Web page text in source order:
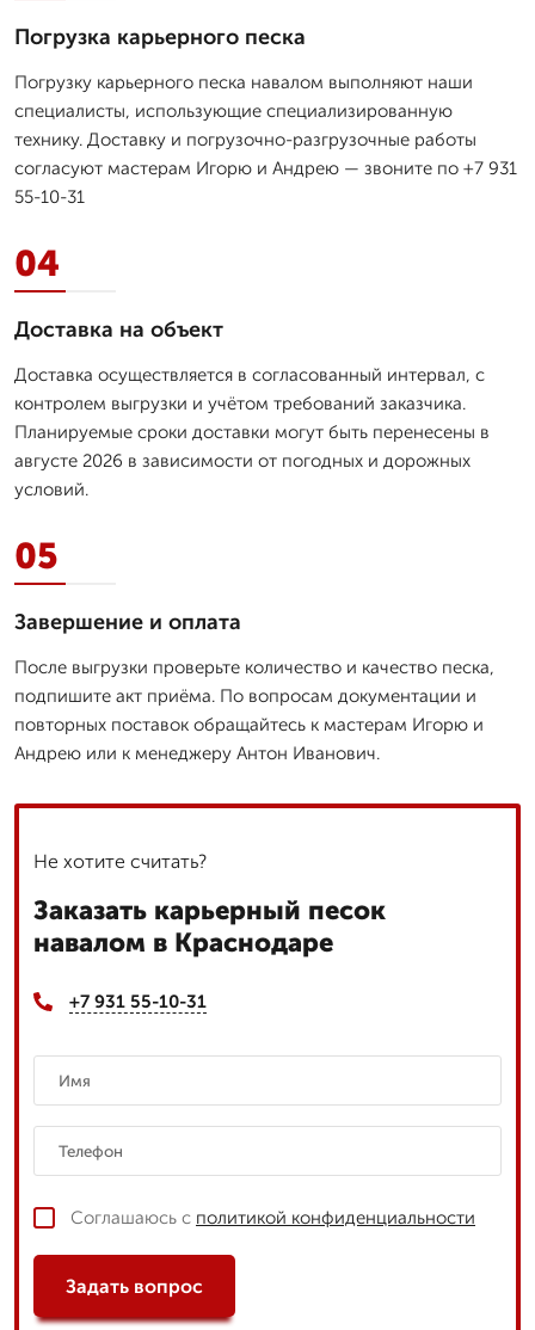
Погрузка карьерного песка
Погрузку карьерного песка навалом выполняют наши
специалисты, использующие специализированную
технику. Доставку и погрузочно-разгрузочные работы
согласуют мастерам Игорю и Андрею — звоните по +7 931
55-10-31
04
Доставка на объект
Доставка осуществляется в согласованный интервал, с
контролем выгрузки и учётом требований заказчика.
Планируемые сроки доставки могут быть перенесены в
августе 2026 в зависимости от погодных и дорожных
условий.
05
Завершение и оплата
После выгрузки проверьте количество и качество песка,
подпишите акт приёма. По вопросам документации и
повторных поставок обращайтесь к мастерам Игорю и
Андрею или к менеджеру Антон Иванович.
Не хотите считать?
Заказать карьерный песок
навалом в Краснодаре
+7 931 55-10-31
Соглашаюсь с политикой конфиденциальности
Задать вопрос